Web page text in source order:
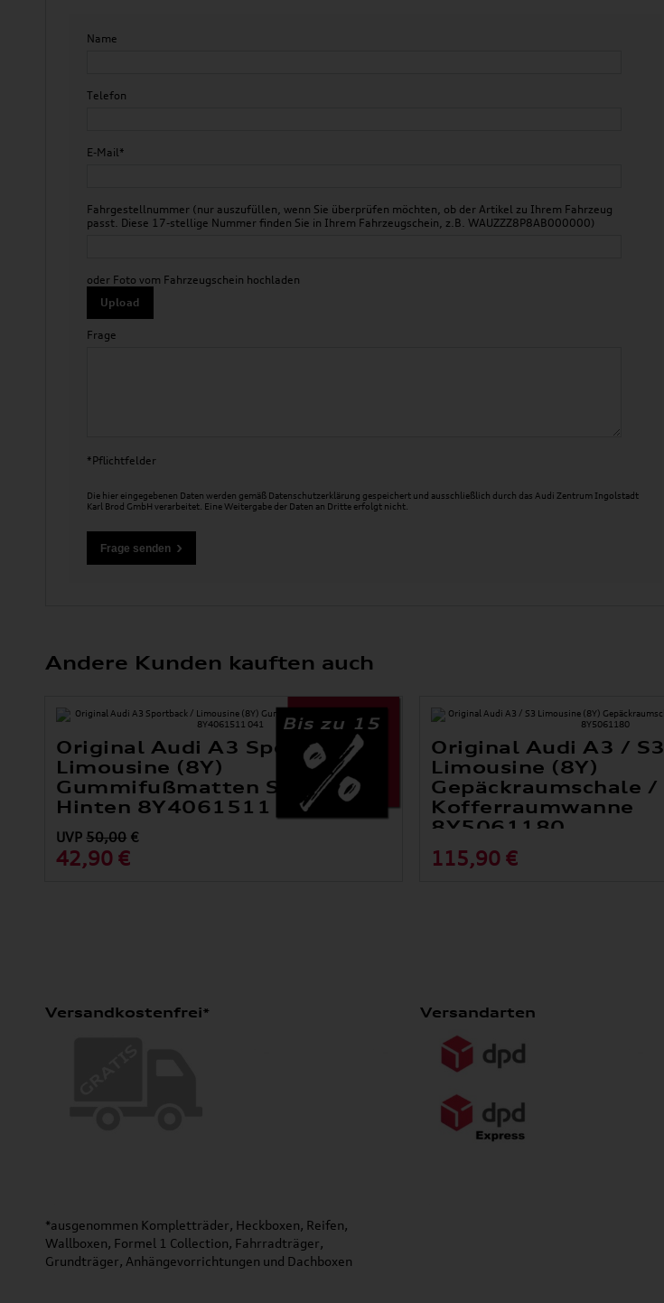
Name
Telefon
E-Mail*
Fahrgestellnummer (nur auszufüllen, wenn Sie überprüfen möchten, ob der Artikel zu Ihrem Fahrzeug
passt. Diese 17-stellige Nummer finden Sie in Ihrem Fahrzeugschein, z.B. WAUZZZ8P8AB000000)
oder Foto vom Fahrzeugschein hochladen
Upload
Frage
*Pflichtfelder
Die hier eingegebenen Daten werden gemäß Datenschutzerklärung gespeichert und ausschließlich durch das Audi Zentrum Ingolstadt
Karl Brod GmbH verarbeitet. Eine Weitergabe der Daten an Dritte erfolgt nicht.
Andere Kunden kauften auch
Bis zu 15
Original Audi A3 Sportback /
Limousine (8Y)
Gummifußmatten Satz
Hinten 8Y4061511 041
UVP50,00 €
42,90 €
Original Audi A3 / S3
Limousine (8Y)
Gepäckraumschale /
Kofferraumwanne
8Y5061180
115,90 €
Versandkostenfrei*
*ausgenommen Kompletträder, Heckboxen, Reifen,
Wallboxen, Formel 1 Collection, Fahrradträger,
Grundträger, Anhängevorrichtungen und Dachboxen
Versandarten